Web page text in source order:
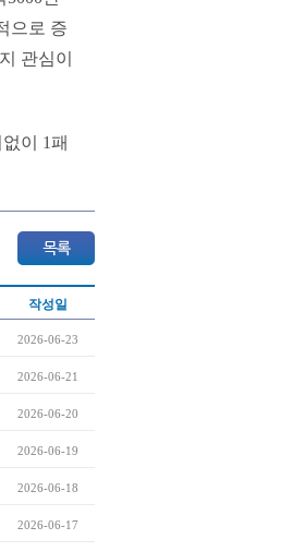
으로 증
관심이
이 1패
작성일
2026-06-23
2026-06-21
2026-06-20
2026-06-19
2026-06-18
2026-06-17